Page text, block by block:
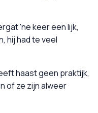
'ne keer een lijk,
hij had te veel
haast geen praktijk,
of ze zijn alweer